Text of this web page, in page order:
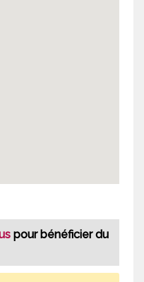
pour bénéficier du